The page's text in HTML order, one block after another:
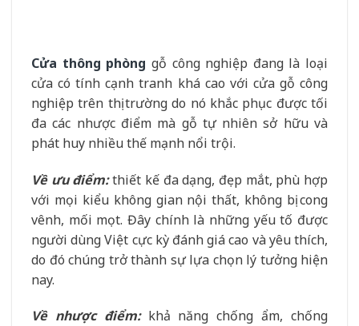
Cửa thông phòng gỗ công nghiệp đang là loại
cửa có tính cạnh tranh khá cao với cửa gỗ công
nghiệp trên thị trường do nó khắc phục được tối
đa các nhược điểm mà gỗ tự nhiên sở hữu và
phát huy nhiều thế mạnh nổi trội.
Về ưu điểm:thiết kế đa dạng, đẹp mắt, phù hợp
với mọi kiểu không gian nội thất, không bị cong
vênh, mối mọt. Đây chính là những yếu tố được
người dùng Việt cực kỳ đánh giá cao và yêu thích,
do đó chúng trở thành sự lựa chọn lý tưởng hiện
nay.
Về nhược điểm: khả năng chống ẩm, chống